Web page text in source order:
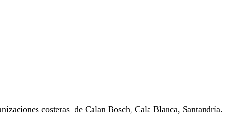
costeras de Calan Bosch, Cala Blanca, Santandría.